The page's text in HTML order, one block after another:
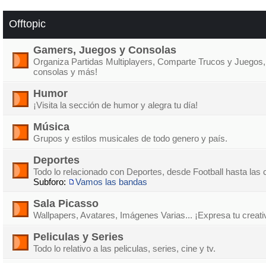
Offtopic
Gamers, Juegos y Consolas
Organiza Partidas Multiplayers, Comparte Trucos y
consolas y más!
Humor
¡Visita la sección de humor y alegra tu día!
Música
Grupos y estilos musicales de todo genero y país.
Deportes
Todo lo relacionado con Deportes, desde Football hasta las
Subforo:
Vamos las bandas
Sala Picasso
Wallpapers, Avatares, Imágenes Varias... ¡Expresa tu
Peliculas y Series
Todo lo relativo a las peliculas, series, cine y tv.